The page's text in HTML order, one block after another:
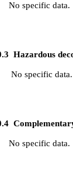
No specific data.
Hazardous
No specific data.
No specific data.